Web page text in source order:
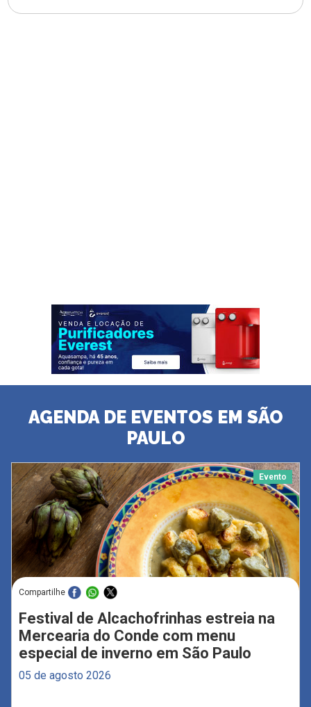
AGENDA DE EVENTOS EM SÃO
PAULO
Evento
Compartilhe
Festival de Alcachofrinhas estreia na
Mercearia do Conde com menu
especial de inverno em São Paulo
05 de agosto 2026